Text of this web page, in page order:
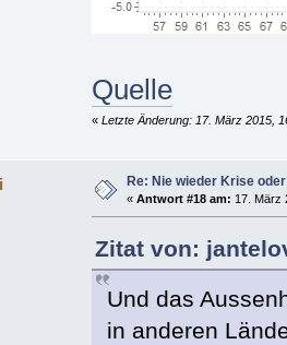
Quelle
« Letzte Änderung: 17. März 2015,
Re: Nie wieder Krise
« Antwort #18 am: 17. März
Zitat von:
Und das
in anderen